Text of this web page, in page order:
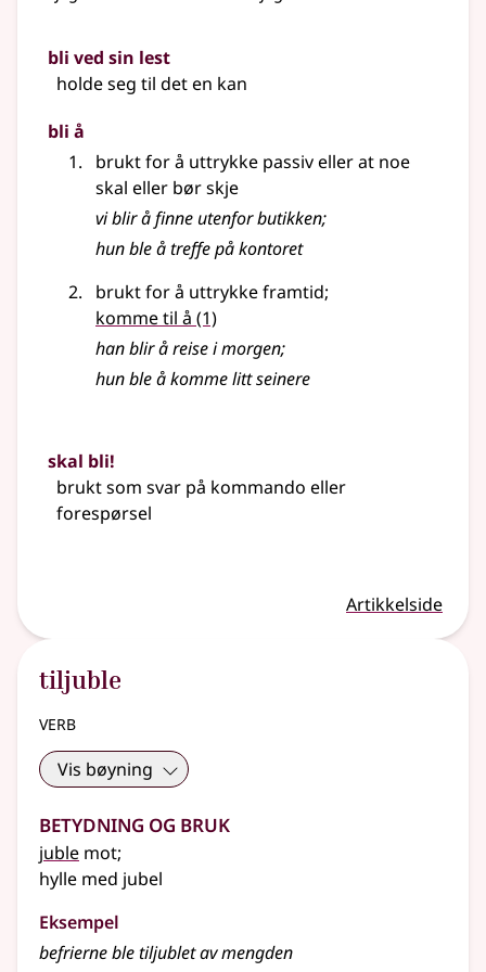
bli ved sin lest
holde seg til det en kan
bli å
brukt for å uttrykke passiv eller at noe
skal eller bør skje
vi blir å finne utenfor butikken;
hun ble å treffe på kontoret
brukt for å uttrykke framtid;
komme til å (1)
han blir å reise i morgen;
hun ble å komme litt seinere
skal bli!
brukt som svar på kommando eller
forespørsel
Artikkelside
tiljuble
verb
Vis bøyning
Betydning og bruk
juble mot;
hylle med jubel
Eksempel
befrierne bletiljubletav mengden